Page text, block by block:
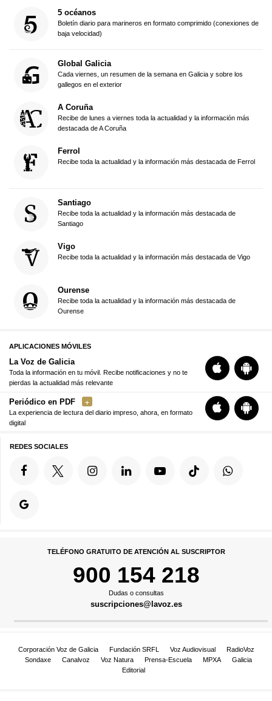
5 océanos
Boletín diario para marineros en formato comprimido (conexiones de
baja velocidad)
Global Galicia
Cada viernes, un resumen de la semana en Galicia y sobre los
gallegos en el exterior
A Coruña
Recibe de lunes a viernes toda la actualidad y la información más
destacada de A Coruña
Ferrol
Recibe toda la actualidad y la información más destacada de Ferrol
Santiago
Recibe toda la actualidad y la información más destacada de
Santiago
Vigo
Recibe toda la actualidad y la información más destacada de Vigo
Ourense
Recibe toda la actualidad y la información más destacada de
Ourense
APLICACIONES MÓVILES
La Voz de Galicia
Toda la información en tu móvil. Recibe notificaciones y no te
pierdas la actualidad más relevante
Periódico en PDF
La experiencia de lectura del diario impreso, ahora, en formato
digital
REDES SOCIALES
TELÉFONO GRATUITO DE ATENCIÓN AL SUSCRIPTOR
900 154 218
Dudas o consultas
suscripciones@lavoz.es
Corporación Voz de Galicia Fundación SRFL Voz Audiovisual
RadioVoz
Sondaxe
Canalvoz Voz Natura Prensa-Escuela MPXA
Galicia
Editorial